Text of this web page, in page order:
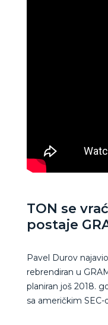
TON se
postaje
Pavel Durov
rebrendiran u
planiran još 2018.
sa američkim SEC-